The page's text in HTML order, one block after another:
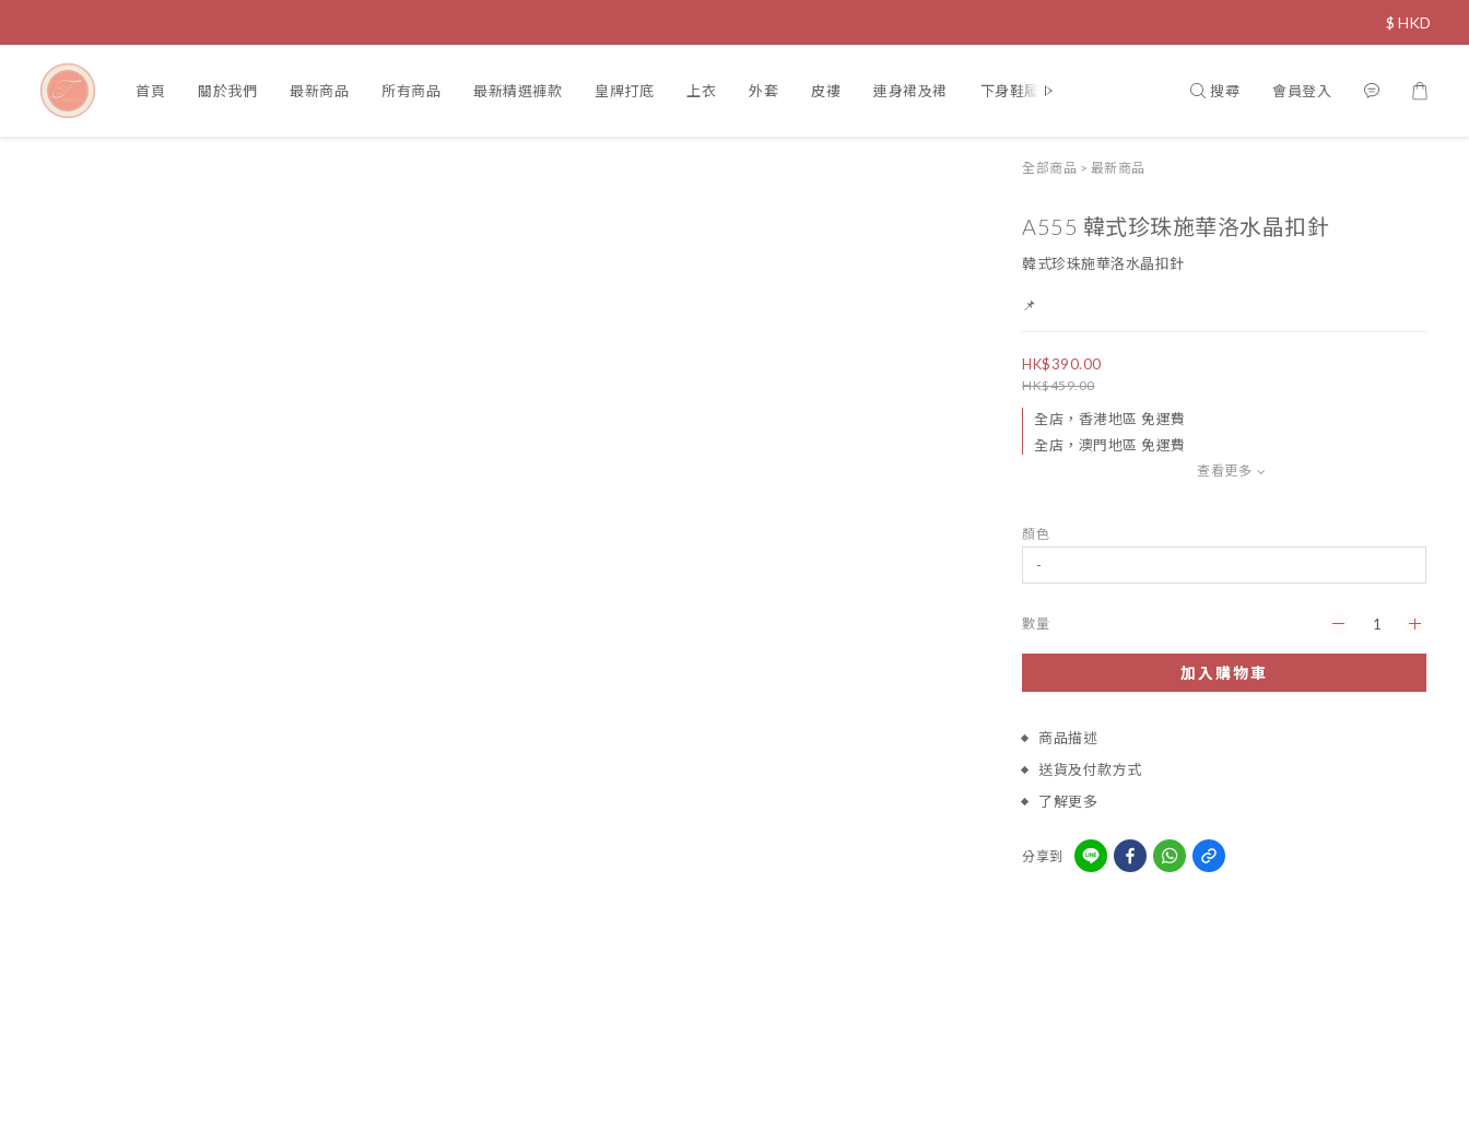
$ HKD
首頁 關於我們 最新商品 所有商品 最新精選褲款 皇牌打底 上衣 外套 皮褸 連身裙及裙 下身鞋履 直播限定 寵物專區
搜尋 會員登入
全部商品 > 最新商品
A555 韓式珍珠施華洛水晶扣針
韓式珍珠施華洛水晶扣針
📌
HK$390.00
HK$459.00
全店，香港地區 免運費
全店，澳門地區 免運費
查看更多
顏色
數量
加入購物車
商品描述
送貨及付款方式
了解更多
分享到